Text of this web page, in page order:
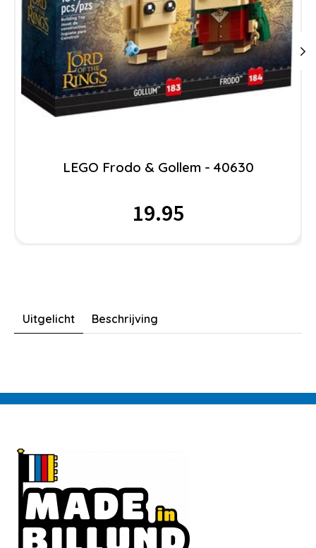
LEGO Frodo & Gollem - 40630
19.95
Uitgelicht Beschrijving